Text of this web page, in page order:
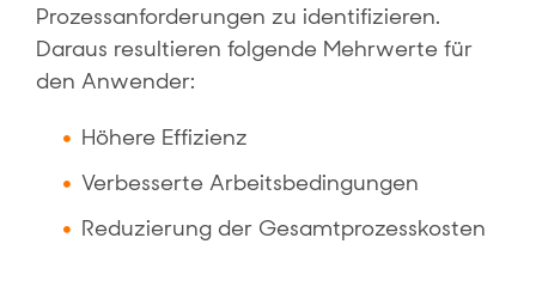
Prozessanforderungen zu identifizieren.
Daraus resultieren folgende Mehrwerte für
den Anwender:
Höhere Effizienz
Verbesserte Arbeitsbedingungen
Reduzierung der Gesamtprozesskosten